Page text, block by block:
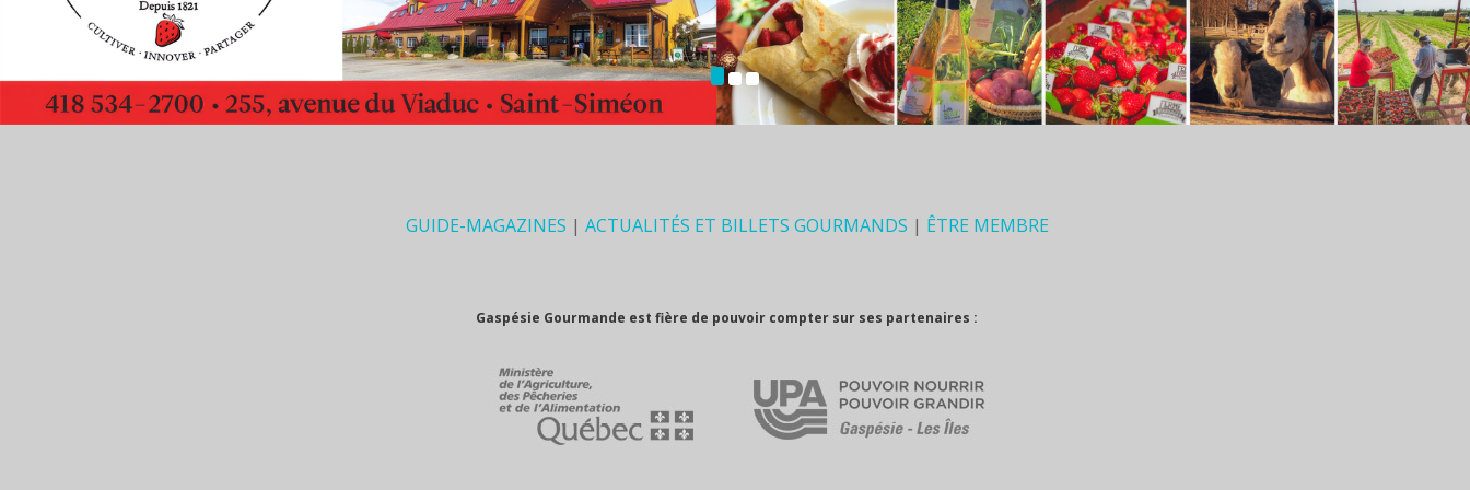
GUIDE-MAGAZINES | ACTUALITÉS ET BILLETS GOURMANDS | ÊTRE MEMBRE
Gaspésie Gourmande est fière de pouvoir compter sur ses partenaires :